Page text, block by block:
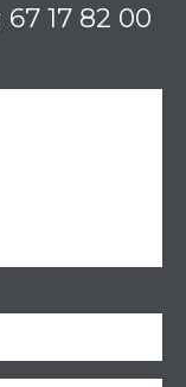
67 17 82 00